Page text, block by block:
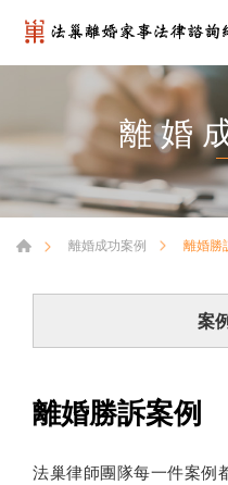
離婚
離婚成功案例 離婚勝
案
離婚勝訴案例
法巢律師團隊每一件案例